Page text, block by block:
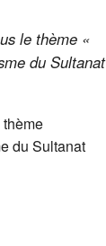
le thème «
du Sultanat
du Sultanat